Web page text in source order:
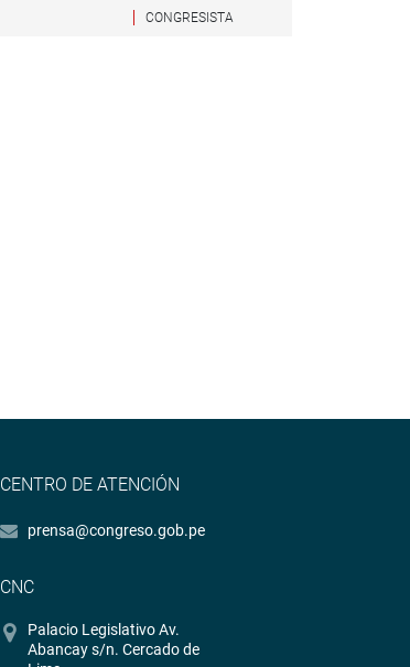
CONGRESISTA
CENTRO DE ATENCIÓN
prensa@congreso.gob.pe
CNC
Palacio Legislativo Av.
Abancay s/n. Cercado de